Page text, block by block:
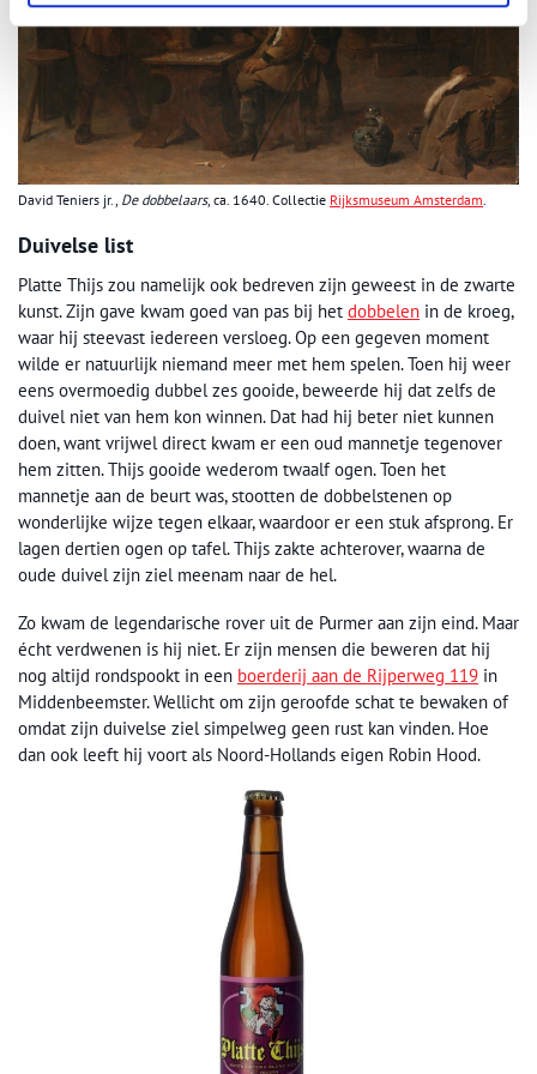
David Teniers jr., De dobbelaars, ca. 1640. Collectie Rijksmuseum Amsterdam.
Duivelse list
Platte Thijs zou namelijk ook bedreven zijn geweest in de zwarte
kunst. Zijn gave kwam goed van pas bij het dobbelen in de kroeg,
waar hij steevast iedereen versloeg. Op een gegeven moment
wilde er natuurlijk niemand meer met hem spelen. Toen hij weer
eens overmoedig dubbel zes gooide, beweerde hij dat zelfs de
duivel niet van hem kon winnen. Dat had hij beter niet kunnen
doen, want vrijwel direct kwam er een oud mannetje tegenover
hem zitten. Thijs gooide wederom twaalf ogen. Toen het
mannetje aan de beurt was, stootten de dobbelstenen op
wonderlijke wijze tegen elkaar, waardoor er een stuk afsprong. Er
lagen dertien ogen op tafel. Thijs zakte achterover, waarna de
oude duivel zijn ziel meenam naar de hel.
Zo kwam de legendarische rover uit de Purmer aan zijn eind. Maar
écht verdwenen is hij niet. Er zijn mensen die beweren dat hij
nog altijd rondspookt in een boerderij aan de Rijperweg 119 in
Middenbeemster. Wellicht om zijn geroofde schat te bewaken of
omdat zijn duivelse ziel simpelweg geen rust kan vinden. Hoe
dan ook leeft hij voort als Noord-Hollands eigen Robin Hood.